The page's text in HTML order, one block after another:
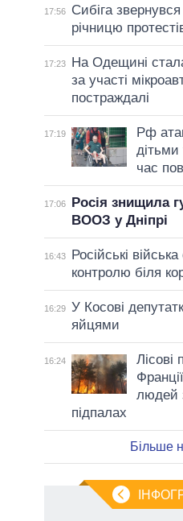
17:56
Сибіга
річницю
17:23
На Одещині
за участі
постраждалі
17:19
Рф
дітьми
час
17:06
Росія знищила
ВООЗ у Дніпрі
16:43
Російські
контролю біля
16:29 У Косові
яйцями
16:24
Лісові
людей
підпалах
Більше